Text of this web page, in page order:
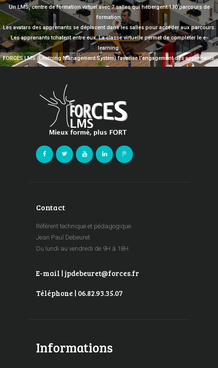
Un LMS, centre de formation virtuel avec 7 salles qui hébergent 130 parcours de
formation.
Les avatars des apprenants se déplacent dans les salles pour accéder aux parcours.
Les apprenants tchatent entre eux. La classe virtuelle permet de compléter le e-
learning.
FORCES LMS (Learning Management System) favorise l’engagement des apprenants.
Contact
Référent technique et pédagogique
Jean Paul Debeuret
Du lundi au vendredi de 9H à 18H
E-mail | jpdebeuret@forces.fr
Téléphone | 06.82.93.35.07
Informations